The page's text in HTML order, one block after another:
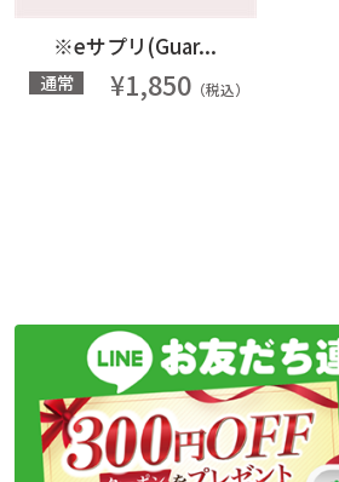
※eサプリ(Guar...
通常 ¥1,850 （税込）